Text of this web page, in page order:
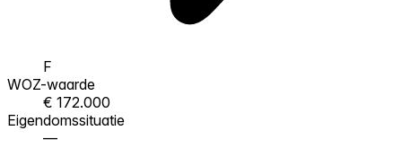
F
WOZ-waarde
€ 172.000
Eigendomssituatie
—